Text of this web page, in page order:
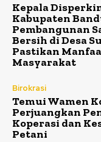
Kepala
Kabupaten
Pembangunan
Bersih di Desa
Pastikan
Masyarakat
Birokrasi
Temui Wamen
Perjuangkan
Koperasi dan
Petani